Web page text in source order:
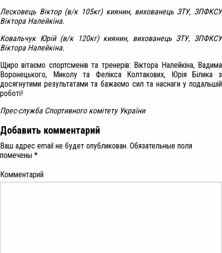
Лесковець Віктор (в/к 105кг) киянин, вихованець ЗТУ, ЗПФКСУ
Віктора Налейкіна.
Ковальчук Юрій (в/к 120кг) киянин, вихованець ЗТУ, ЗПФКСУ
Віктора Налейкіна.
Щиро вітаємо спортсменів та тренерів: Віктора Налейкіна, Вадима
Воронецького, Миколу та Фелікса Колтакових, Юрія Білика з
досягнутими результатами та бажаємо сил та наснаги у подальшій
роботі!
Прес-служба Спортивного комітету України
Добавить комментарий
Ваш адрес email не будет опубликован. Обязательные поля
помечены *
Комментарий